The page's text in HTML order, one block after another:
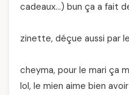
cadeaux…) bun ça a fait
zinette, déçue aussi par
cheyma, pour le mari ça
lol, le mien aime bien